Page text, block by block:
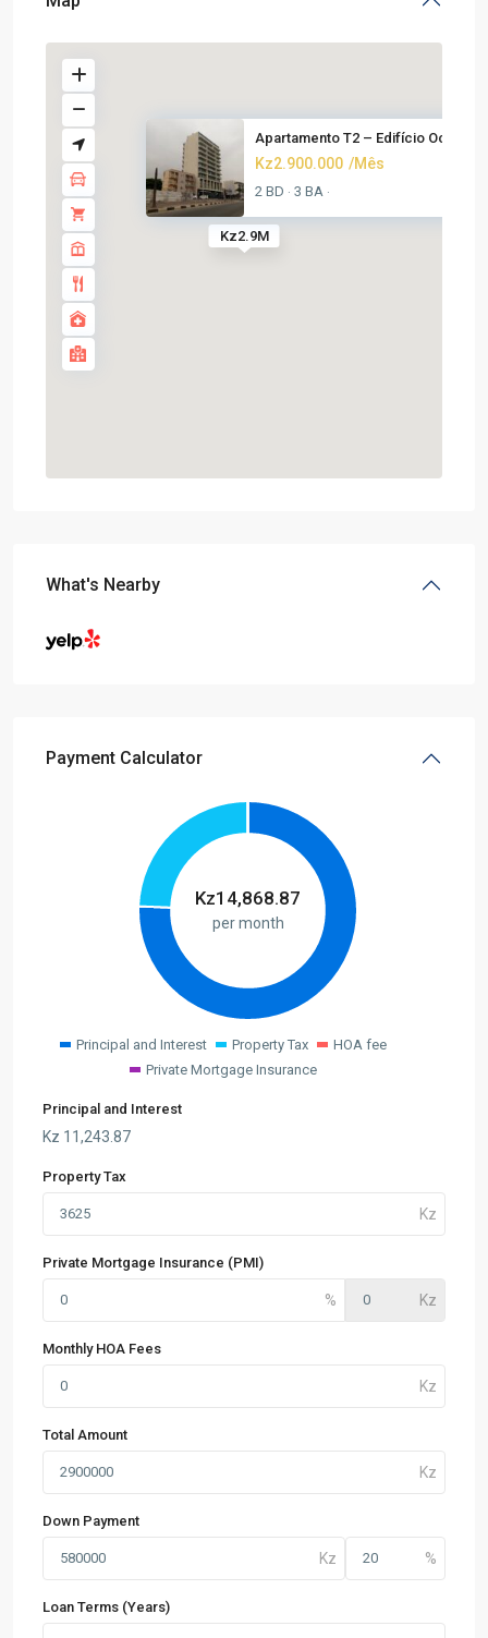
Kz2.9M
Apartamento T2 – Edifício Ocea...
Kz2.900.000 /Mês
2 BD · 3 BA ·
What's Nearby
Payment Calculator
Kz14,868.87
per month
Principal and Interest Property Tax
HOA fee
Private Mortgage Insurance
Principal and Interest
Kz 11,243.87
Property Tax
Private Mortgage Insurance (PMI)
Monthly HOA Fees
Total Amount
Down Payment
Loan Terms (Years)